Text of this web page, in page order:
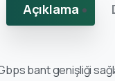
Açıklama
bant genişliği